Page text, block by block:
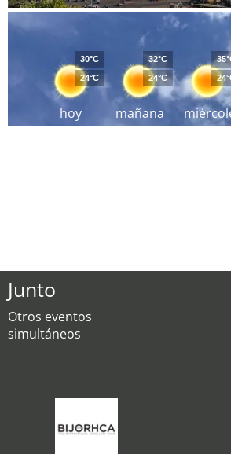
hoy
30°C
24°C
mañana
32°C
24°C
Junto
Otros eventos
simultáneos